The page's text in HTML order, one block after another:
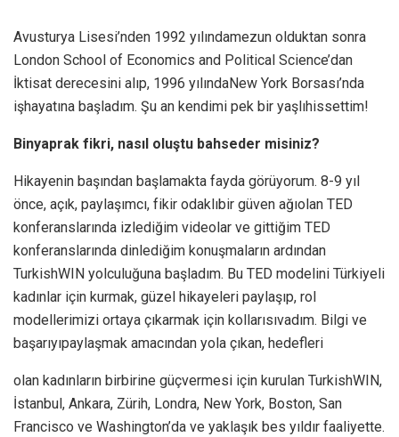
Avusturya Lisesi’nden 1992 yılındamezun olduktan sonra
London School of Economics and Political Science’dan
İktisat derecesini alıp, 1996 yılındaNew York Borsası’nda
işhayatına başladım. Şu an kendimi pek bir yaşlıhissettim!
Binyaprak fikri, nasıl oluştu bahseder misiniz?
Hikayenin başından başlamakta fayda görüyorum. 8-9 yıl
önce, açık, paylaşımcı, fikir odaklıbir güven ağıolan TED
konferanslarında izlediğim videolar ve gittiğim TED
konferanslarında dinlediğim konuşmaların ardından
TurkishWIN yolculuğuna başladım. Bu TED modelini Türkiyeli
kadınlar için kurmak, güzel hikayeleri paylaşıp, rol
modellerimizi ortaya çıkarmak için kollarısıvadım. Bilgi ve
başarıyıpaylaşmak amacından yola çıkan, hedefleri
olan kadınların birbirine güçvermesi için kurulan TurkishWIN,
İstanbul, Ankara, Zürih, Londra, New York, Boston, San
Francisco ve Washington’da ve yaklaşık bes yıldır faaliyette.